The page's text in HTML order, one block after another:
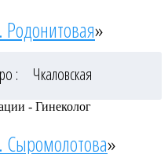
»
: Чкаловская
- Гинеколог
Сыромолотова»